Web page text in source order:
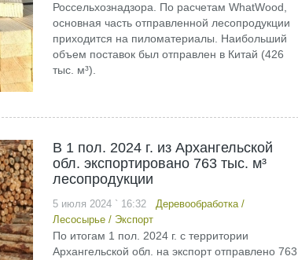
Россельхознадзора. По расчетам WhatWood,
основная часть отправленной лесопродукции
приходится на пиломатериалы. Наибольший
объем поставок был отправлен в Китай (426
тыс. м³).
В 1 пол. 2024 г. из Архангельской
обл. экспортировано 763 тыс. м³
лесопродукции
5 июля 2024 ` 16:32 Деревообработка/
Лесосырье/ Экспорт
По итогам 1 пол. 2024 г. с территории
Архангельской обл. на экспорт отправлено 763